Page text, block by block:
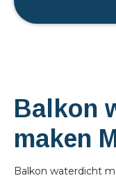
Balkon
maken
Balkon waterdicht